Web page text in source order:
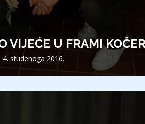
VIJEĆE U FRAMI
4. studenoga 2016.